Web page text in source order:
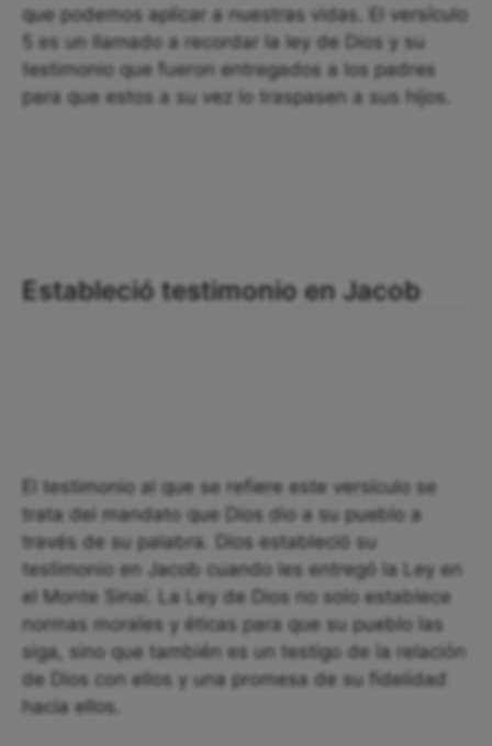
que podemos aplicar a nuestras vidas. El versículo
5 es un llamado a recordar la ley de Dios y su
testimonio que fueron entregados a los padres
para que estos a su vez lo traspasen a sus hijos.
Estableció testimonio en Jacob
El testimonio al que se refiere este versículo se
trata del mandato que Dios dio a su pueblo a
través de su palabra. Dios estableció su
testimonio en Jacob cuando les entregó la Ley en
el Monte Sinaí. La Ley de Dios no solo establece
normas morales y éticas para que su pueblo las
siga, sino que también es un testigo de la relación
de Dios con ellos y una promesa de su fidelidad
hacia ellos.